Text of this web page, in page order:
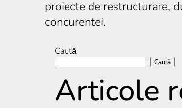
proiecte de restructurare,
concurentei.
Caută
Caută
Articole